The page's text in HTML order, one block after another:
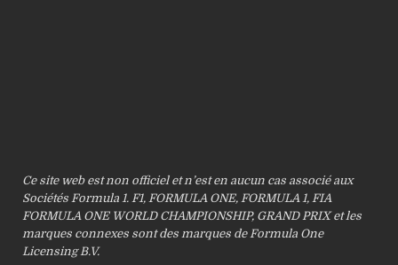
Ce site web est non officiel et n’est en aucun cas associé aux
Sociétés Formula 1. F1, FORMULA ONE, FORMULA 1, FIA
FORMULA ONE WORLD CHAMPIONSHIP, GRAND PRIX et les
marques connexes sont des marques de Formula One
Licensing B.V.